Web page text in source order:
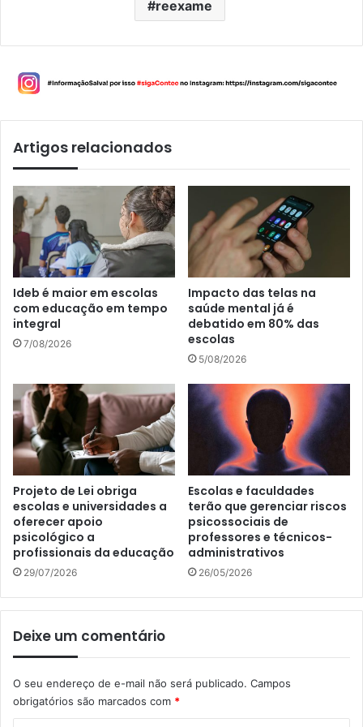
reexame
Artigos relacionados
Ideb é maior em escolas
com educação em tempo
integral
7/08/2026
Impacto das telas na
saúde mental já é
debatido em 80% das
escolas
5/08/2026
Projeto de Lei obriga
escolas e universidades a
oferecer apoio
psicológico a
profissionais da educação
29/07/2026
Escolas e faculdades
terão que gerenciar riscos
psicossociais de
professores e técnicos-
administrativos
26/05/2026
Deixe um comentário
O seu endereço de e-mail não será publicado. Campos
obrigatórios são marcados com *